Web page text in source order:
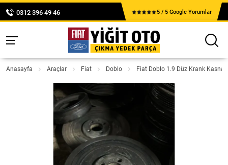
0312 396 49 46 5 / 5 Google Yorumlar
Anasayfa Araçlar Fiat Doblo Fiat Doblo 1.9 Düz Krank